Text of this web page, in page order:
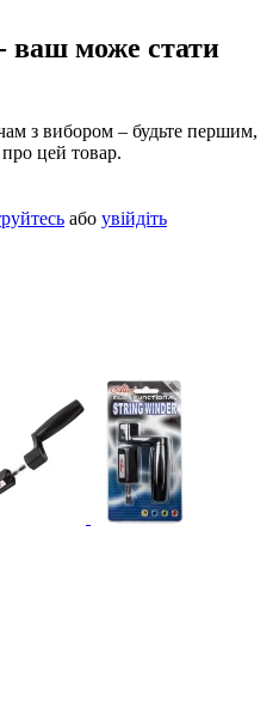
ваш може стати
з вибором – будьте першим,
цей товар.
або увійдіть